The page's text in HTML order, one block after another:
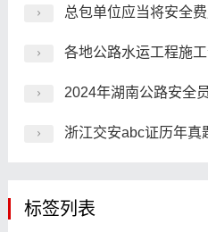
总包单位应当将安全费用按比例直接支付分
各地公路水运工程施
2024年湖南公路安全
浙江交安abc证历年真
标签列表